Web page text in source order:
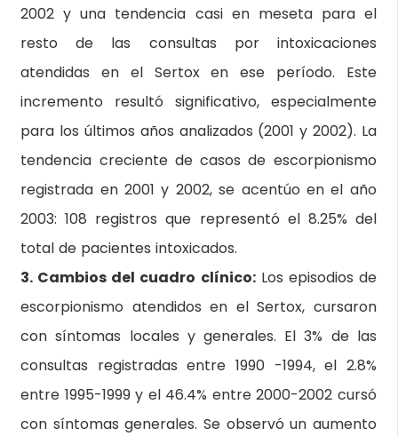
2002 y una tendencia casi en meseta para el
resto de las consultas por intoxicaciones
atendidas en el Sertox en ese período. Este
incremento resultó significativo, especialmente
para los últimos años analizados (2001 y 2002). La
tendencia creciente de casos de escorpionismo
registrada en 2001 y 2002, se acentúo en el año
2003: 108 registros que representó el 8.25% del
total de pacientes intoxicados.
3. Cambios del cuadro clínico:Los episodios de
escorpionismo atendidos en el Sertox, cursaron
con síntomas locales y generales. El 3% de las
consultas registradas entre 1990 -1994, el 2.8%
entre 1995-1999 y el 46.4% entre 2000-2002 cursó
con síntomas generales. Se observó un aumento